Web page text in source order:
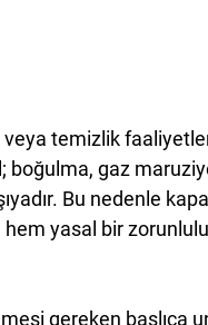
temizlik
boğulma, gaz
Bu nedenle
hem yasal bir
gereken başlıca